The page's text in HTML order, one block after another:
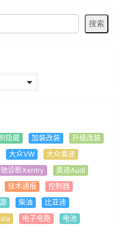
隐藏 加装改装
升级改装
大众VW
大众奥迪
诊断Xentry
奥迪Audi
技术通报
控制器
柴油
比亚迪
电子电路
电池